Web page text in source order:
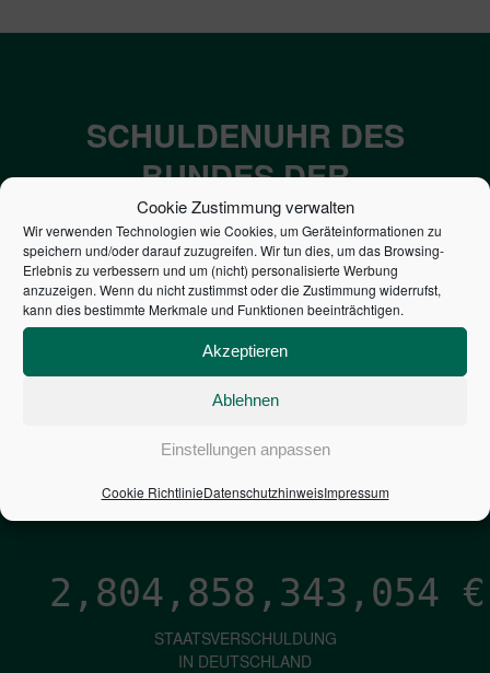
Cookie Zustimmung verwalten
Wir verwenden Technologien wie Cookies, um Geräteinformationen zu
speichern und/oder darauf zuzugreifen. Wir tun dies, um das Browsing-
Erlebnis zu verbessern und um (nicht) personalisierte Werbung
anzuzeigen. Wenn du nicht zustimmst oder die Zustimmung widerrufst,
kann dies bestimmte Merkmale und Funktionen beeinträchtigen.
Akzeptieren
Ablehnen
Einstellungen anpassen
Cookie RichtlinieDatenschutzhinweisImpressum
SCHULDENUHR DES
BUNDES DER
STEUERZAHLER
7,052€
NEUVERSCHULDUNG
PRO SEKUNDE
1,601€
PRO SEKUNDE
2,804,858,344,316 €
STAATSVERSCHULDUNG
IN DEUTSCHLAND